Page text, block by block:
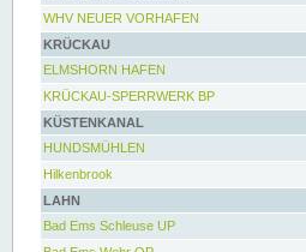
WHV NEUER VORHAFEN
KRÜCKAU
ELMSHORN HAFEN
KRÜCKAU-SPERRWERK BP
KÜSTENKANAL
HUNDSMÜHLEN
Hilkenbrook
LAHN
Bad Ems Schleuse UP